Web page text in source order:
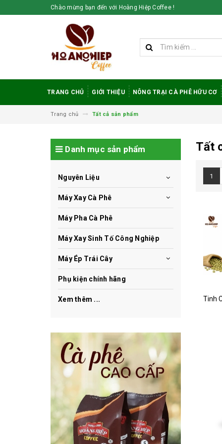
Chào mừng bạn đến với Hoàng Hiệp Coffee !
TRANG CHỦ GIỚI THIỆU NÔNG TRẠI CÀ PHÊ HỮU CƠ
Trang chủ Tất cả sản phẩm
Tất
1
Danh mục sản phẩm
Nguyên Liệu
Máy Xay Cà Phê
Máy Pha Cà Phê
Máy Xay Sinh Tố Công Nghiệp
Máy Ép Trái Cây
Phụ kiện chính hãng
Xem thêm ...